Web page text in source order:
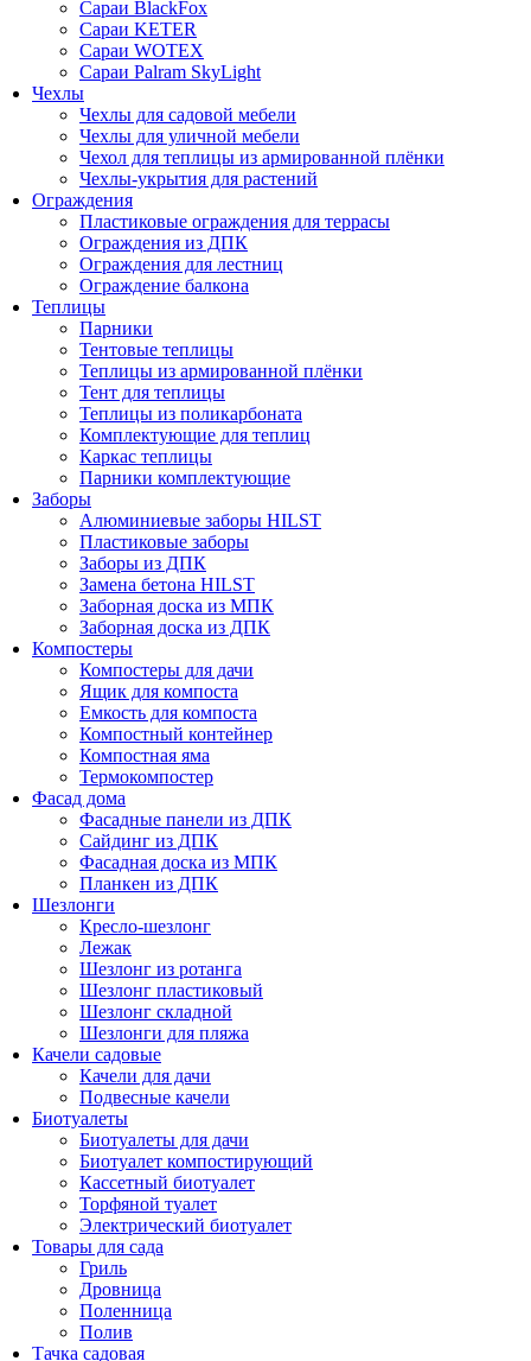
Сараи BlackFox
Сараи KETER
Сараи WOTEX
Сараи Palram SkyLight
Чехлы
Чехлы для садовой мебели
Чехлы для уличной мебели
Чехол для теплицы из армированной плёнки
Чехлы-укрытия для растений
Ограждения
Пластиковые ограждения для террасы
Ограждения из ДПК
Ограждения для лестниц
Ограждение балкона
Теплицы
Парники
Тентовые теплицы
Теплицы из армированной плёнки
Тент для теплицы
Теплицы из поликарбоната
Комплектующие для теплиц
Каркас теплицы
Парники комплектующие
Заборы
Алюминиевые заборы HILST
Пластиковые заборы
Заборы из ДПК
Замена бетона HILST
Заборная доска из МПК
Заборная доска из ДПК
Компостеры
Компостеры для дачи
Ящик для компоста
Емкость для компоста
Компостный контейнер
Компостная яма
Термокомпостер
Фасад дома
Фасадные панели из ДПК
Сайдинг из ДПК
Фасадная доска из МПК
Планкен из ДПК
Шезлонги
Кресло-шезлонг
Лежак
Шезлонг из ротанга
Шезлонг пластиковый
Шезлонг складной
Шезлонги для пляжа
Качели садовые
Качели для дачи
Подвесные качели
Биотуалеты
Биотуалеты для дачи
Биотуалет компостирующий
Кассетный биотуалет
Торфяной туалет
Электрический биотуалет
Товары для сада
Гриль
Дровница
Поленница
Полив
Тачка садовая